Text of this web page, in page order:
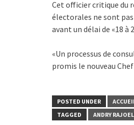
Cet officier critique du
électorales ne sont
avant un délai de «18 à
«Un processus de
promis le nouveau
POSTED UNDER
TAGGED
ANDRY